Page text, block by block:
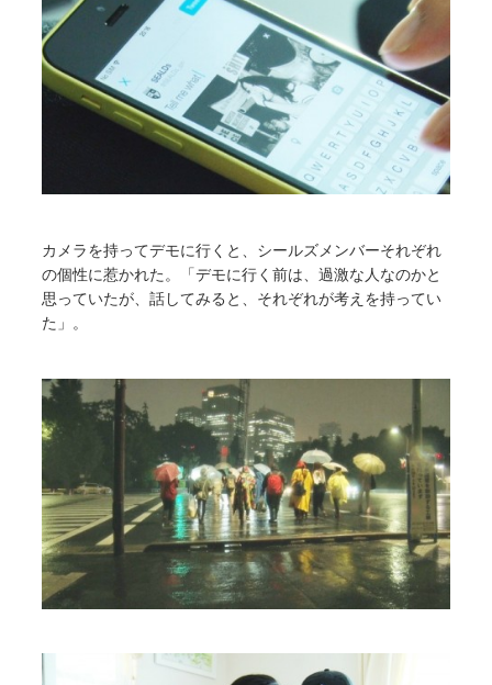
カメラを持ってデモに行くと、シールズメンバーそれぞれ
の個性に惹かれた。「デモに行く前は、過激な人なのかと
思っていたが、話してみると、それぞれが考えを持ってい
た」。